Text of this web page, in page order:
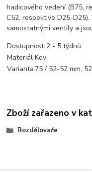
hadicového vedení (B75,
C52, respektive D25-
samostatnými ventily a
Dostupnost: 2 - 5 týdnů
Materiál Kov
Varianta 75 / 52-52 mm,
Zboží zařazeno v
Rozdělovače